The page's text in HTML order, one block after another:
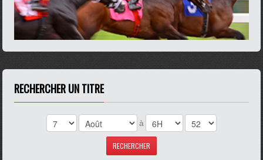
RECHERCHER UN TITRE
à